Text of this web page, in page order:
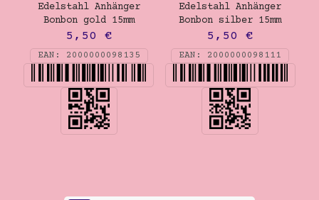
Edelstahl Anhänger
Bonbon gold 15mm
5,50 €
EAN: 2000000098135
Edelstahl Anhänger
Bonbon silber 15mm
5,50€
EAN: 2000000098111